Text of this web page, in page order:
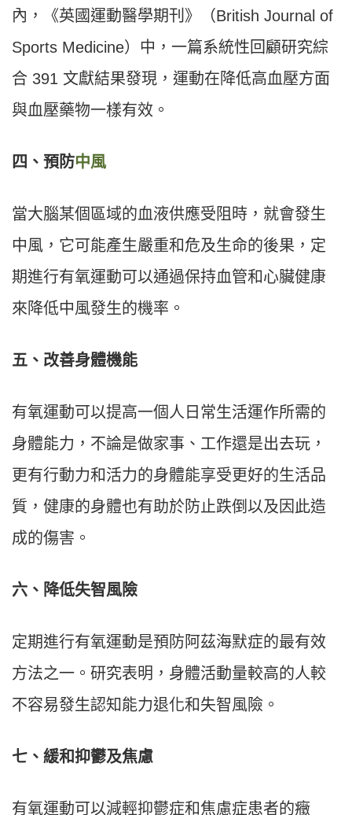
內，《英國運動醫學期刊》（British Journal of
Sports Medicine）中，一篇系統性回顧研究綜
合 391 文獻結果發現，運動在降低高血壓方面
與血壓藥物一樣有效。
四、預防中風
當大腦某個區域的血液供應受阻時，就會發生
中風，它可能產生嚴重和危及生命的後果，定
期進行有氧運動可以通過保持血管和心臟健康
來降低中風發生的機率。
五、改善身體機能
有氧運動可以提高一個人日常生活運作所需的
身體能力，不論是做家事、工作還是出去玩，
更有行動力和活力的身體能享受更好的生活品
質，健康的身體也有助於防止跌倒以及因此造
成的傷害。
六、降低失智風險
定期進行有氧運動是預防阿茲海默症的最有效
方法之一。研究表明，身體活動量較高的人較
不容易發生認知能力退化和失智風險。
七、緩和抑鬱及焦慮
有氧運動可以減輕抑鬱症和焦慮症患者的癥